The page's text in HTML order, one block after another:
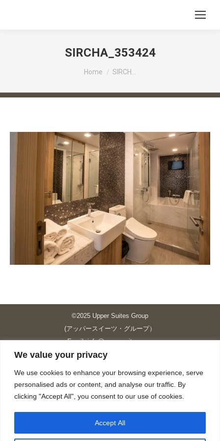
We value your privacy
We use cookies to enhance your browsing experience, serve
personalised ads or content, and analyse our traffic. By
clicking "Accept All", you consent to our use of cookies.
Accept All
SIRCHA_353424
You are here:
Home SIRCH…
©2025 Upper Suites Group
(アッパースイーツ・グループ）
Email: info@upper-suites.com
----------------------------------------------------------------
Upper Suites 23 （GRANDE P.S.A. HOLDING CO.,LTD.）